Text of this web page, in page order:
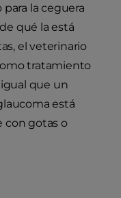
la ceguera
qué la está
el veterinario
tratamiento
que un
está
con gotas o